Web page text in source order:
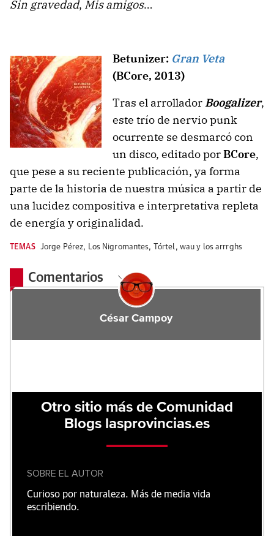
Sin gravedad, Mis amigos…
Betunizer: Gran Veta
(BCore, 2013)
Tras el arrollador Boogalizer,
este trío de nervio punk
ocurrente se desmarcó con
un disco, editado porBCore,
que pese a su reciente publicación, ya forma
parte de la historia de nuestra música a partir de
una lucidez compositiva e interpretativa repleta
de energía y originalidad.
TEMAS Jorge Pérez, Los Nigromantes, Tórtel, wau y los arrrghs
Comentarios
César Campoy
Otro sitio más de Comunidad
Blogs lasprovincias.es
SOBRE EL AUTOR
Curioso por naturaleza. Más de media vida
escribiendo.